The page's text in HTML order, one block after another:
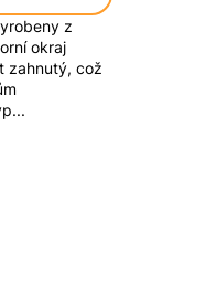
z
okraj
zahnutý, což